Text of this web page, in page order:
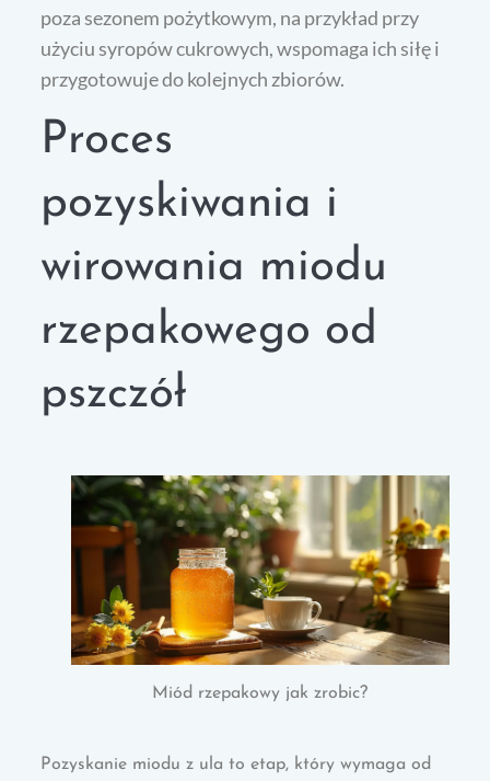
poza sezonem pożytkowym, na przykład przy
użyciu syropów cukrowych, wspomaga ich siłę i
przygotowuje do kolejnych zbiorów.
Proces
pozyskiwania i
wirowania miodu
rzepakowego od
pszczół
Miód rzepakowy jak zrobic?
Pozyskanie miodu z ula to etap, który wymaga od